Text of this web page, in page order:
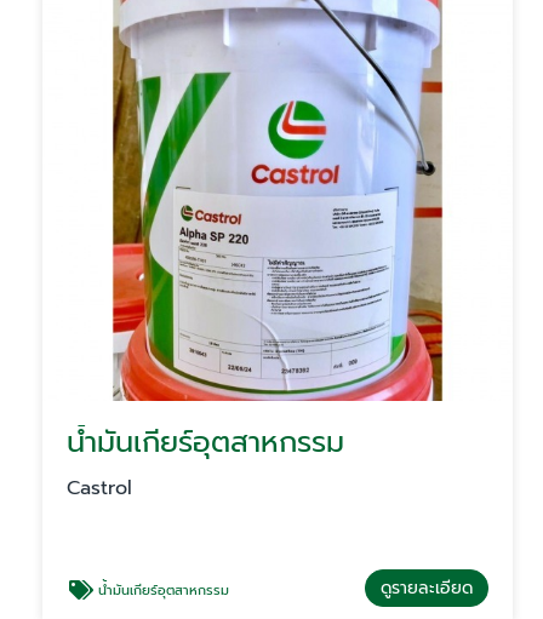
น้ำมันเกียร์อุตสาหกรรม
Castrol
น้ำมันเกียร์อุตสาหกรรม ดูรายละเอียด